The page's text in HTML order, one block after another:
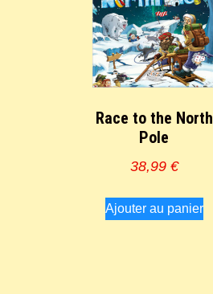
Race to the North
Pole
38,99 €
Ajouter au panier